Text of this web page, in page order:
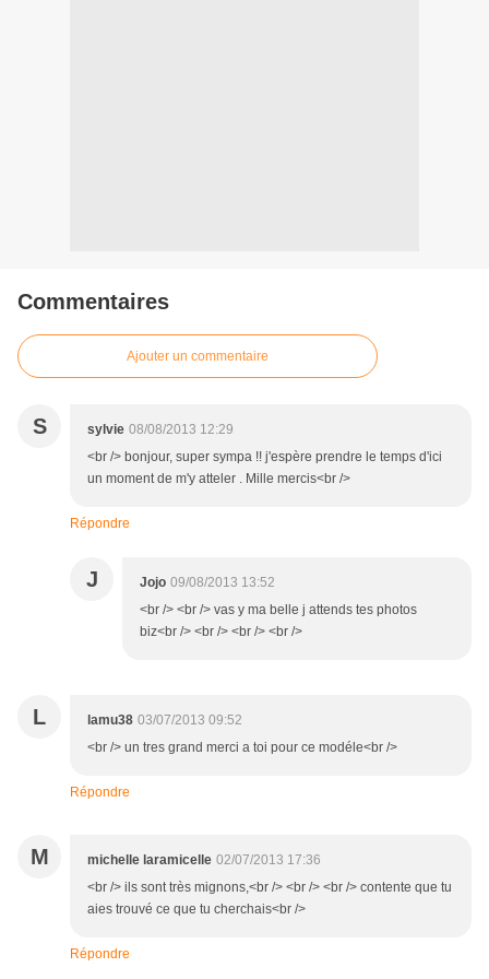
Commentaires
Ajouter un commentaire
S sylvie 08/08/2013 12:29
<br /> bonjour, super sympa !! j'espère prendre le temps d'ici
un moment de m'y atteler . Mille mercis<br />
Répondre
J Jojo 09/08/2013 13:52
<br /> <br /> vas y ma belle j attends tes photos
biz<br /> <br /> <br /> <br />
L lamu38 03/07/2013 09:52
<br /> un tres grand merci a toi pour ce modéle<br />
Répondre
M michelle laramicelle 02/07/2013 17:36
<br /> ils sont très mignons,<br /> <br /> <br /> contente que tu
aies trouvé ce que tu cherchais<br />
Répondre